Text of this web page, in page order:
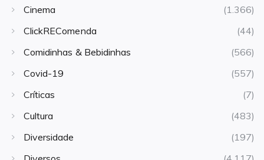
Cinema
(1.366)
ClickREComenda
(44)
Comidinhas & Bebidinhas
(566)
Covid-19
(557)
Críticas
(7)
Cultura
(483)
Diversidade
(197)